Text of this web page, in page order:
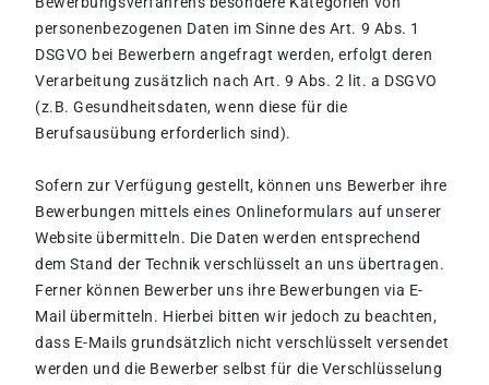
personenbezogenen Daten im Sinne des Art. 9 Abs. 1
DSGVO bei Bewerbern angefragt werden, erfolgt deren
Verarbeitung zusätzlich nach Art. 9 Abs. 2 lit. a DSGVO
(z.B. Gesundheitsdaten, wenn diese für die
Berufsausübung erforderlich sind).
Sofern zur Verfügung gestellt, können uns Bewerber ihre
Bewerbungen mittels eines Onlineformulars auf unserer
Website übermitteln. Die Daten werden entsprechend
dem Stand der Technik verschlüsselt an uns übertragen.
Ferner können Bewerber uns ihre Bewerbungen via E-
Mail übermitteln. Hierbei bitten wir jedoch zu beachten,
dass E-Mails grundsätzlich nicht verschlüsselt versendet
werden und die Bewerber selbst für die Verschlüsselung